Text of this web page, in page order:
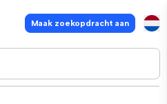
Maak zoekopdracht aan